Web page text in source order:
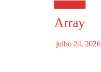
Array
julho 24, 2026